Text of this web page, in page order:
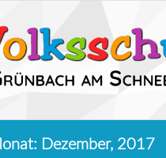
Dezember, 2017